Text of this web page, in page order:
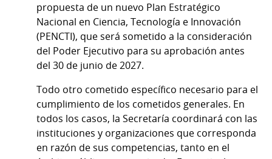
propuesta de un nuevo Plan Estratégico
Nacional en Ciencia, Tecnología e Innovación
(PENCTI), que será sometido a la consideración
del Poder Ejecutivo para su aprobación antes
del 30 de junio de 2027.
Todo otro cometido específico necesario para el
cumplimiento de los cometidos generales. En
todos los casos, la Secretaría coordinará con las
instituciones y organizaciones que corresponda
en razón de sus competencias, tanto en el